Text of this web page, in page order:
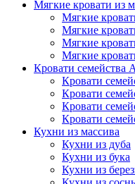
Мягкие кровати из
Мягкие
Мягкие
Мягкие
Мягкие
Кровати семейства
Кровати
Кровати
Кровати
Кровати
Кухни из массива
Кухни из дуба
Кухни из бука
Кухни из